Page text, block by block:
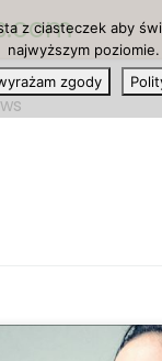
z ciasteczek aby
najwyższym poziomie.
zgody